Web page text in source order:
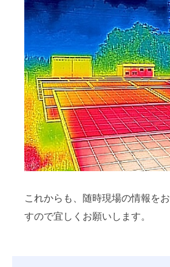
これからも、随時現場の情報を
すので宜しくお願いします。